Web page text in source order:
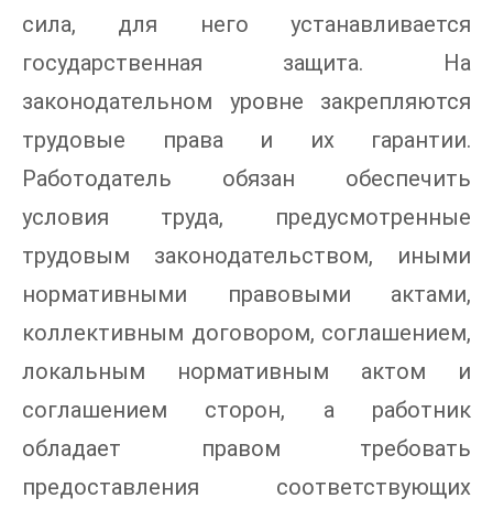
сила, для него устанавливается
государственная защита. На
законодательном уровне закрепляются
трудовые права и их гарантии.
Работодатель обязан обеспечить
условия труда, предусмотренные
трудовым законодательством, иными
нормативными правовыми актами,
коллективным договором, соглашением,
локальным нормативным актом и
соглашением сторон, а работник
обладает правом требовать
предоставления соответствующих